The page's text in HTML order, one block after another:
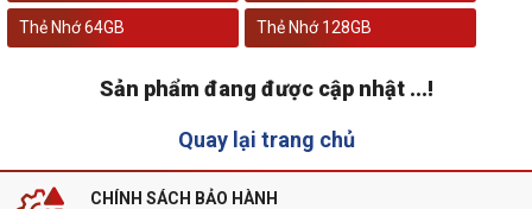
Thẻ Nhớ 64GB Thẻ Nhớ 128GB
Sản phẩm đang được cập nhật ...!
Quay lại trang chủ
CHÍNH SÁCH BẢO HÀNH